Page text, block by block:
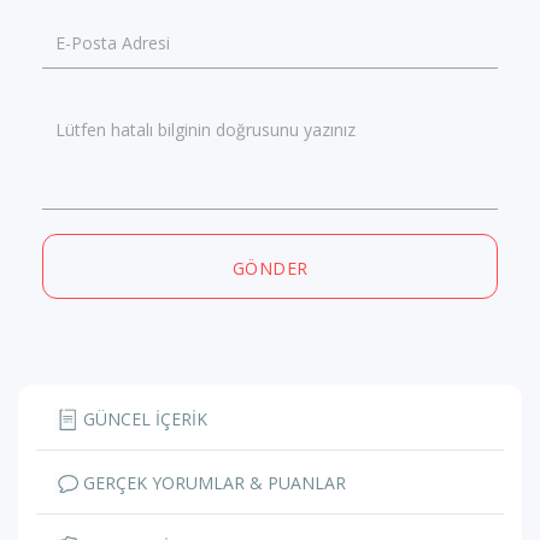
E-Posta Adresi
Lütfen hatalı bilginin doğrusunu yazınız
GÖNDER
GÜNCEL İÇERİK
GERÇEK YORUMLAR & PUANLAR